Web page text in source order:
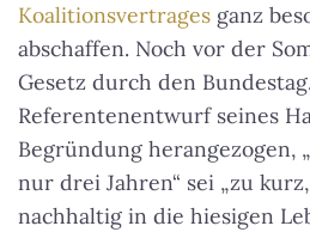
Koalitionsvertrages ganz
abschaffen. Noch vor der
Gesetz durch den
Referentenentwurf seines
Begründung herangezogen,
nur drei Jahren“ sei „zu
nachhaltig in die hiesigen